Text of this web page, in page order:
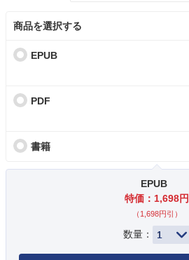
商品を選択する
EPUB
PDF
書籍
EPUB
特価：1,698円
（1,698円引）
数量：